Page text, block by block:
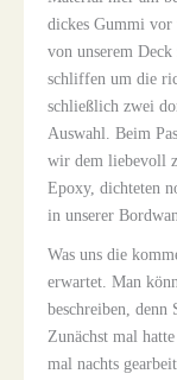
dickes Gummi vor
von unserem
schliffen um die
schließlich zwei
Auswahl. Beim
wir dem liebevoll
Epoxy, dichteten
in unserer
Was uns die
erwartet. Man
beschreiben, denn
Zunächst mal
mal nachts